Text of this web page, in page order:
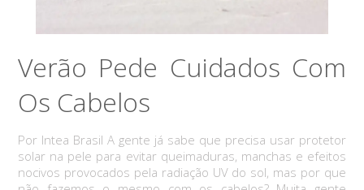
Verão Pede Cuidados Com
Os Cabelos
Por Intea Brasil A gente já sabe que precisa usar protetor
solar na pele para evitar queimaduras, manchas e efeitos
nocivos provocados pela radiação UV do sol, mas por que